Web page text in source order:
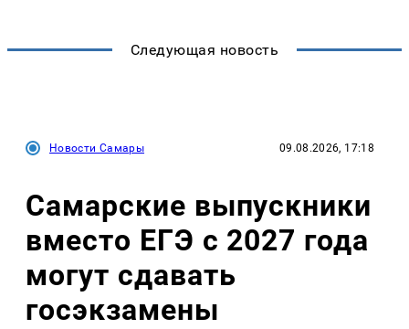
Следующая новость
Новости Самары 09.08.2026, 17:18
Самарские выпускники
вместо ЕГЭ с 2027 года
могут сдавать
госэкзамены